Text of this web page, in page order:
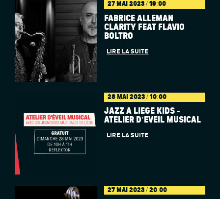
27 MAI 2023 / 19:00
FABRICE ALLEMAN
CLARITY FEAT FLAVIO
BOLTRO
LIRE LA SUITE
28 MAI 2023 / 10:00
JAZZ À LIÈGE KIDS -
ATELIER D'ÉVEIL MUSICAL
LIRE LA SUITE
27 MAI 2023 / 20:00